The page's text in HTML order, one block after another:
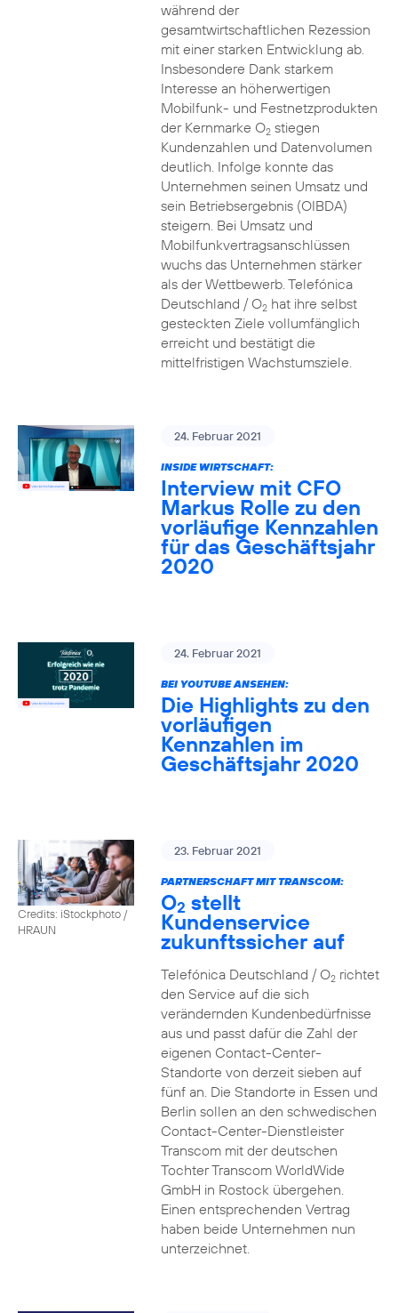
während der
gesamtwirtschaftlichen Rezession
mit einer starken Entwicklung ab.
Insbesondere Dank starkem
Interesse an höherwertigen
Mobilfunk- und Festnetzprodukten
der Kernmarke O2stiegen
Kundenzahlen und Datenvolumen
deutlich. Infolge konnte das
Unternehmen seinen Umsatz und
sein Betriebsergebnis (OIBDA)
steigern. Bei Umsatz und
Mobilfunkvertragsanschlüssen
wuchs das Unternehmen stärker
als der Wettbewerb. Telefónica
Deutschland / O2hat ihre selbst
gesteckten Ziele vollumfänglich
erreicht und bestätigt die
mittelfristigen Wachstumsziele.
24. Februar 2021
INSIDE WIRTSCHAFT:
Interview mit CFO
Markus Rolle zu den
vorläufige Kennzahlen
für das Geschäftsjahr
2020
24. Februar 2021
BEI YOUTUBE ANSEHEN:
Die Highlights zu den
vorläufigen
Kennzahlen im
Geschäftsjahr 2020
Credits: iStockphoto /
HRAUN
23. Februar 2021
PARTNERSCHAFT MIT TRANSCOM:
O2 stellt
Kundenservice
zukunftssicher auf
Telefónica Deutschland / O2richtet
den Service auf die sich
verändernden Kundenbedürfnisse
aus und passt dafür die Zahl der
eigenen Contact-Center-
Standorte von derzeit sieben auf
fünf an. Die Standorte in Essen und
Berlin sollen an den schwedischen
Contact-Center-Dienstleister
Transcom mit der deutschen
Tochter Transcom WorldWide
GmbH in Rostock übergehen.
Einen entsprechenden Vertrag
haben beide Unternehmen nun
unterzeichnet.